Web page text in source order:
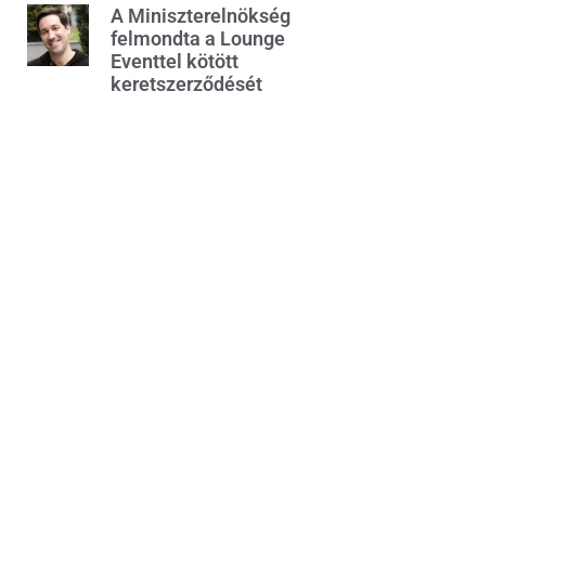
A Miniszterelnökség
felmondta a Lounge
Eventtel kötött
keretszerződését